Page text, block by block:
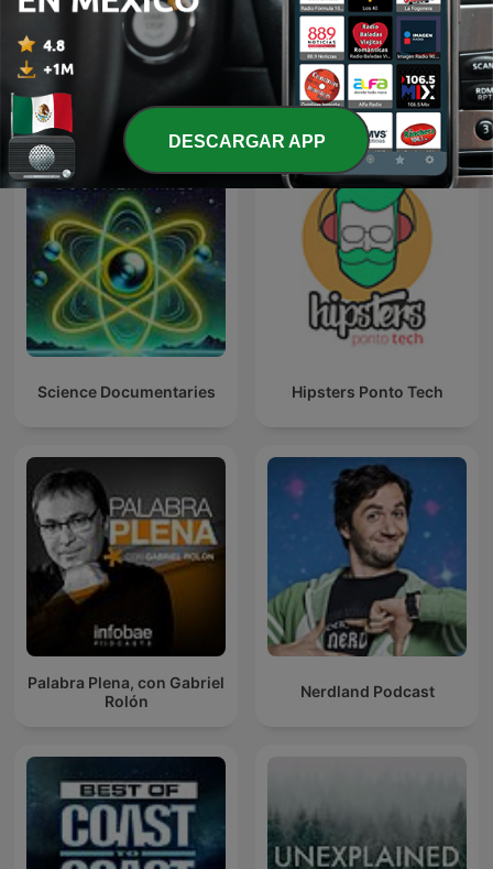
Poderosa
Más podcasts internacionales de Ciencias
Science Documentaries Hipsters Ponto Tech
Palabra Plena, con Gabriel
Rolón
Nerdland Podcast
DESCARGAR APP